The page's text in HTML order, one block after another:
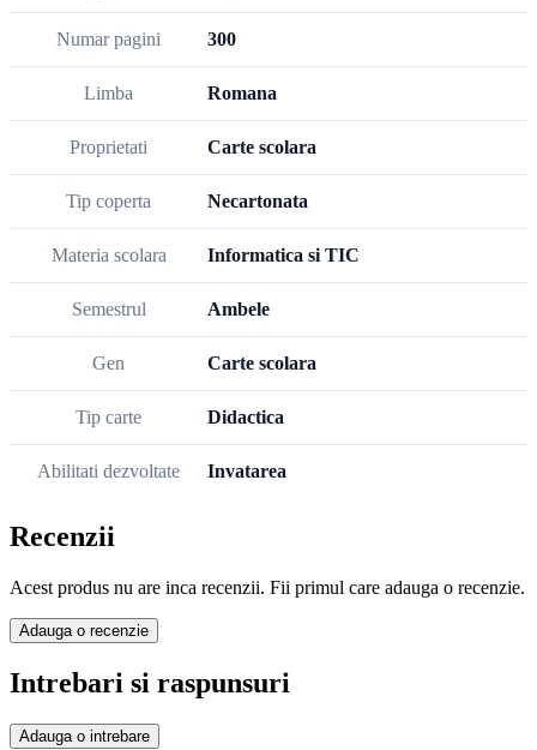
Numar pagini 300
Limba Romana
Proprietati Carte scolara
Tip coperta Necartonata
Materia scolara Informatica si TIC
Semestrul Ambele
Gen Carte scolara
Tip carte Didactica
Abilitati dezvoltate Invatarea
Recenzii
Acest produs nu are inca recenzii. Fii primul care adauga o recenzie.
Adauga o recenzie
Intrebari si raspunsuri
Adauga o intrebare